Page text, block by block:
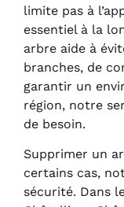
limite pas à
essentiel à la
arbre aide à
branches, de
garantir un
région, notre
de besoin.
Supprimer un
certains cas,
sécurité. Dans